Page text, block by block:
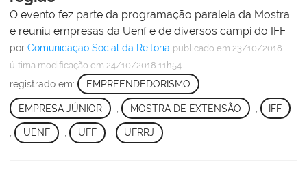
O evento fez parte da programação paralela da Mostra
e reuniu empresas da Uenf e de diversos campi do IFF.
por Comunicação Social da Reitoria publicado em 23/10/2018 —
última modificação em 24/10/2018 11h54
registrado em: EMPREENDEDORISMO
EMPRESA JÚNIOR MOSTRA DE EXTENSÃO IFF
, UENF , UFF , UFRRJ